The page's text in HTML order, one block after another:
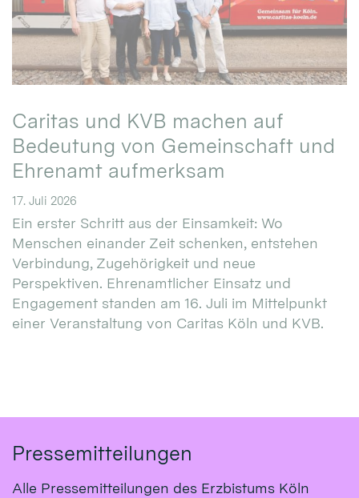
Caritas und KVB machen auf
Bedeutung von Gemeinschaft und
Ehrenamt aufmerksam
17. Juli 2026
Ein erster Schritt aus der Einsamkeit: Wo
Menschen einander Zeit schenken, entstehen
Verbindung, Zugehörigkeit und neue
Perspektiven. Ehrenamtlicher Einsatz und
Engagement standen am 16. Juli im Mittelpunkt
einer Veranstaltung von Caritas Köln und KVB.
Pressemitteilungen
Alle Pressemitteilungen des Erzbistums Köln